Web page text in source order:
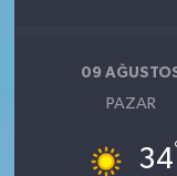
09
PAZAR
34